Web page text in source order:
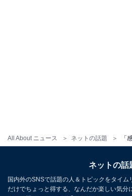
All About ニュース ネットの話題
ネットの話
国内外のSNSで話題の人＆トピックをタイム
だけでちょっと得する、なんだか楽しい気分